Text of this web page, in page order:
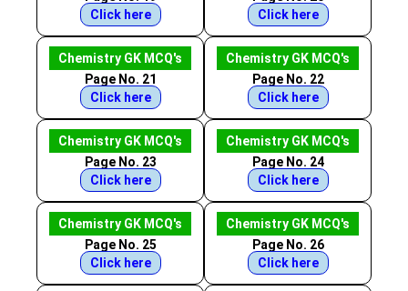
Click here
Click here
Chemistry GK MCQ's
Page No. 21
Click here
Chemistry GK MCQ's
Page No. 22
Click here
Chemistry GK MCQ's
Page No. 23
Click here
Chemistry GK MCQ's
Page No. 24
Click here
Chemistry GK MCQ's
Page No. 25
Click here
Chemistry GK MCQ's
Page No. 26
Click here